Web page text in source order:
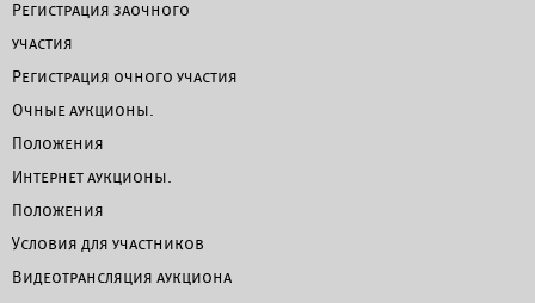
Регистрация заочного
участия
Регистрация очного участия
Очные аукционы.
Положения
Интернет аукционы.
Положения
Условия для участников
Видеотрансляция аукциона